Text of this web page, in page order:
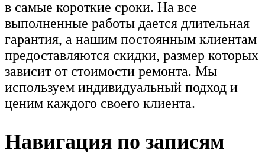
в самые короткие сроки. На все
выполненные работы дается длительная
гарантия, а нашим постоянным клиентам
предоставляются скидки, размер которых
зависит от стоимости ремонта. Мы
используем индивидуальный подход и
ценим каждого своего клиента.
Навигация по записям